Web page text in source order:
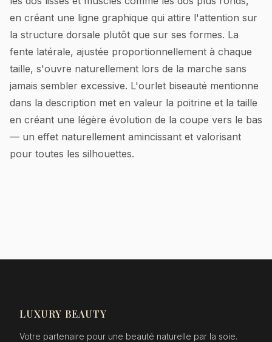
en créant une ligne graphique qui attire l'attention sur
la structure dorsale plutôt que sur ses formes. La
fente latérale, ajustée proportionnellement à chaque
taille, s'ouvre naturellement lors de la marche sans
jamais sembler excessive. L'ourlet biseauté mentionne
dans la description met en valeur la poitrine et la taille
en créant une légère évolution de la coupe vers le bas
— un effet naturellement amincissant et valorisant
pour toutes les silhouettes.
LUXURY BEAUTY
Votre partenaire pour une beauté naturelle par la soie.